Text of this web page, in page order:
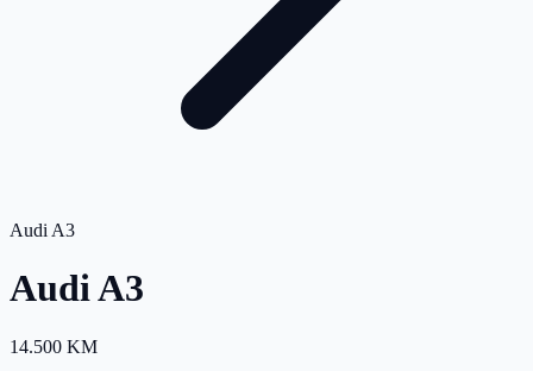
Audi A3
Audi A3
14.500 KM